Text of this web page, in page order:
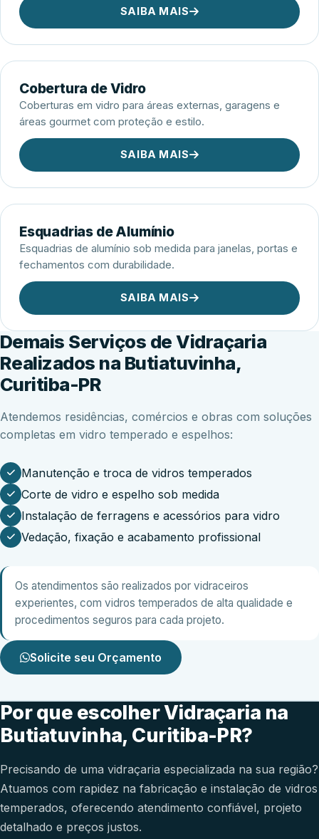
SAIBA MAIS
Cobertura de Vidro
Coberturas em vidro para áreas externas, garagens e
áreas gourmet com proteção e estilo.
SAIBA MAIS
Esquadrias de Alumínio
Esquadrias de alumínio sob medida para janelas, portas e
fechamentos com durabilidade.
SAIBA MAIS
Demais Serviços de Vidraçaria
Realizados na Butiatuvinha,
Curitiba-PR
Atendemos residências, comércios e obras com soluções
completas em vidro temperado e espelhos:
Manutenção e troca de vidros temperados
Corte de vidro e espelho sob medida
Instalação de ferragens e acessórios para vidro
Vedação, fixação e acabamento profissional
Os atendimentos são realizados por vidraceiros
experientes, com vidros temperados de alta qualidade e
procedimentos seguros para cada projeto.
Solicite seu Orçamento
Por que escolher Vidraçaria na
Butiatuvinha, Curitiba-PR?
Precisando de uma vidraçaria especializada na sua região?
Atuamos com rapidez na fabricação e instalação de vidros
temperados, oferecendo atendimento confiável, projeto
detalhado e preços justos.